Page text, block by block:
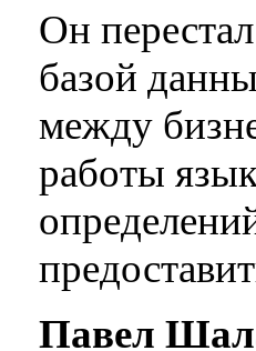
Он
базой
между
работы
Павел